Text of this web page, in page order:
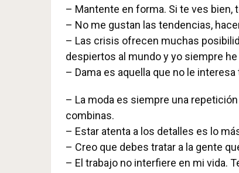
– Mantente en forma. Si te ves bien,
– No me gustan las tendencias,
– Las crisis ofrecen muchas
despiertos al mundo y yo siempre
– Dama es aquella que no le
– La moda es siempre una
combinas.
– Estar atenta a los detalles es lo
– Creo que debes tratar a la gente
– El trabajo no interfiere en mi vida.